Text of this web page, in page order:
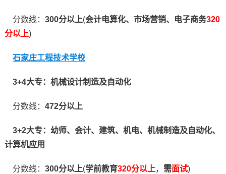
分数线： 300分以上(会计电算化、市场营销、电子商务320
分以上)
石家庄工程技术学校
3+4大专：机械设计制造及自动化
分数线： 472分以上
3+2大专：幼师、会计、建筑、机电、机械制造及自动化、
计算机应用
分数线： 300分以上(学前教育320分以上， 需面试)